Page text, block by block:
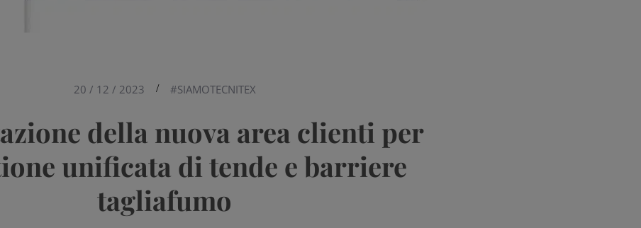
20 / 12 / 2023 / #SIAMOTECNITEX
della nuova area clienti per
unificata di tende e barriere
tagliafumo